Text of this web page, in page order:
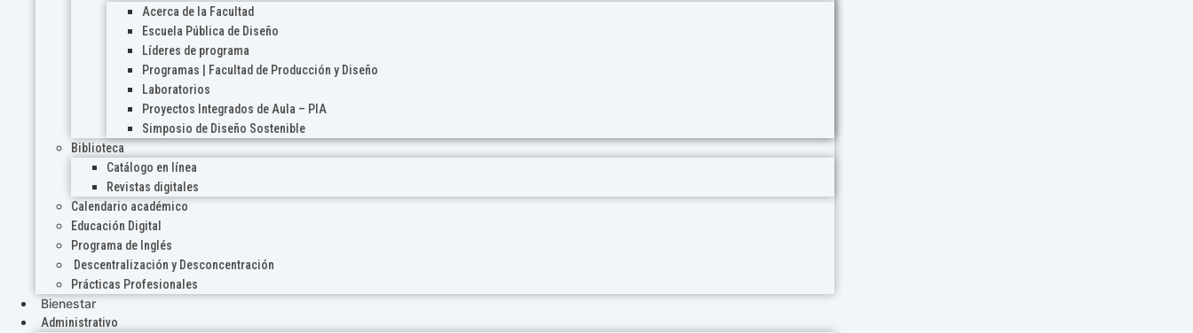
Acerca de la Facultad
Escuela Pública de Diseño
Líderes de programa
Programas | Facultad de Producción y Diseño
Laboratorios
Proyectos Integrados de Aula – PIA
Simposio de Diseño Sostenible
Biblioteca
Catálogo en línea
Revistas digitales
Calendario académico
Educación Digital
Programa de Inglés
Descentralización y Desconcentración
Prácticas Profesionales
Bienestar
Administrativo